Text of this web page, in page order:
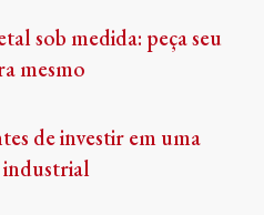
sob medida: peça seu
mesmo
de investir em uma
industrial